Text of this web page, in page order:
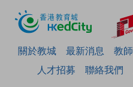
關於教城 最新消息 教師
人才招募
聯絡我們